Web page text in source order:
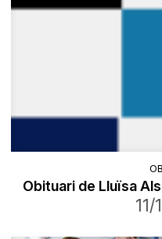
Obituari de Lluïsa
11/